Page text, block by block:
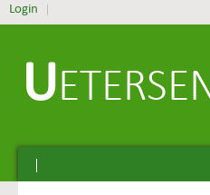
Login
U